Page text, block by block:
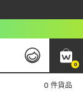
0
0 件貨品